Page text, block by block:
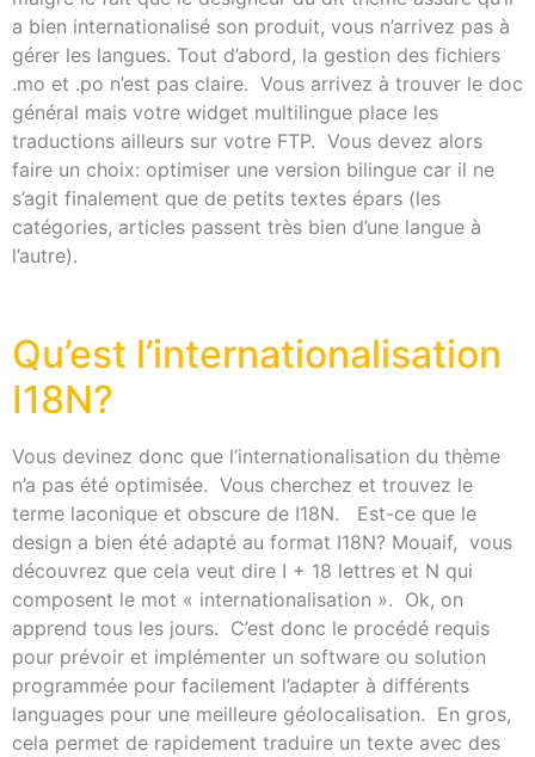
a bien internationalisé son produit, vous n’arrivez pas à
gérer les langues. Tout d’abord, la gestion des fichiers
.mo et .po n’est pas claire. Vous arrivez à trouver le doc
général mais votre widget multilingue place les
traductions ailleurs sur votre FTP. Vous devez alors
faire un choix: optimiser une version bilingue car il ne
s’agit finalement que de petits textes épars (les
catégories, articles passent très bien d’une langue à
l’autre).
Qu’est l’internationalisation
I18N?
Vous devinez donc que l’internationalisation du thème
n’a pas été optimisée. Vous cherchez et trouvez le
terme laconique et obscure de I18N. Est-ce que le
design a bien été adapté au format I18N? Mouaif, vous
découvrez que cela veut dire I + 18 lettres et N qui
composent le mot « internationalisation ». Ok, on
apprend tous les jours. C’est donc le procédé requis
pour prévoir et implémenter un software ou solution
programmée pour facilement l’adapter à différents
languages pour une meilleure géolocalisation. En gros,
cela permet de rapidement traduire un texte avec des